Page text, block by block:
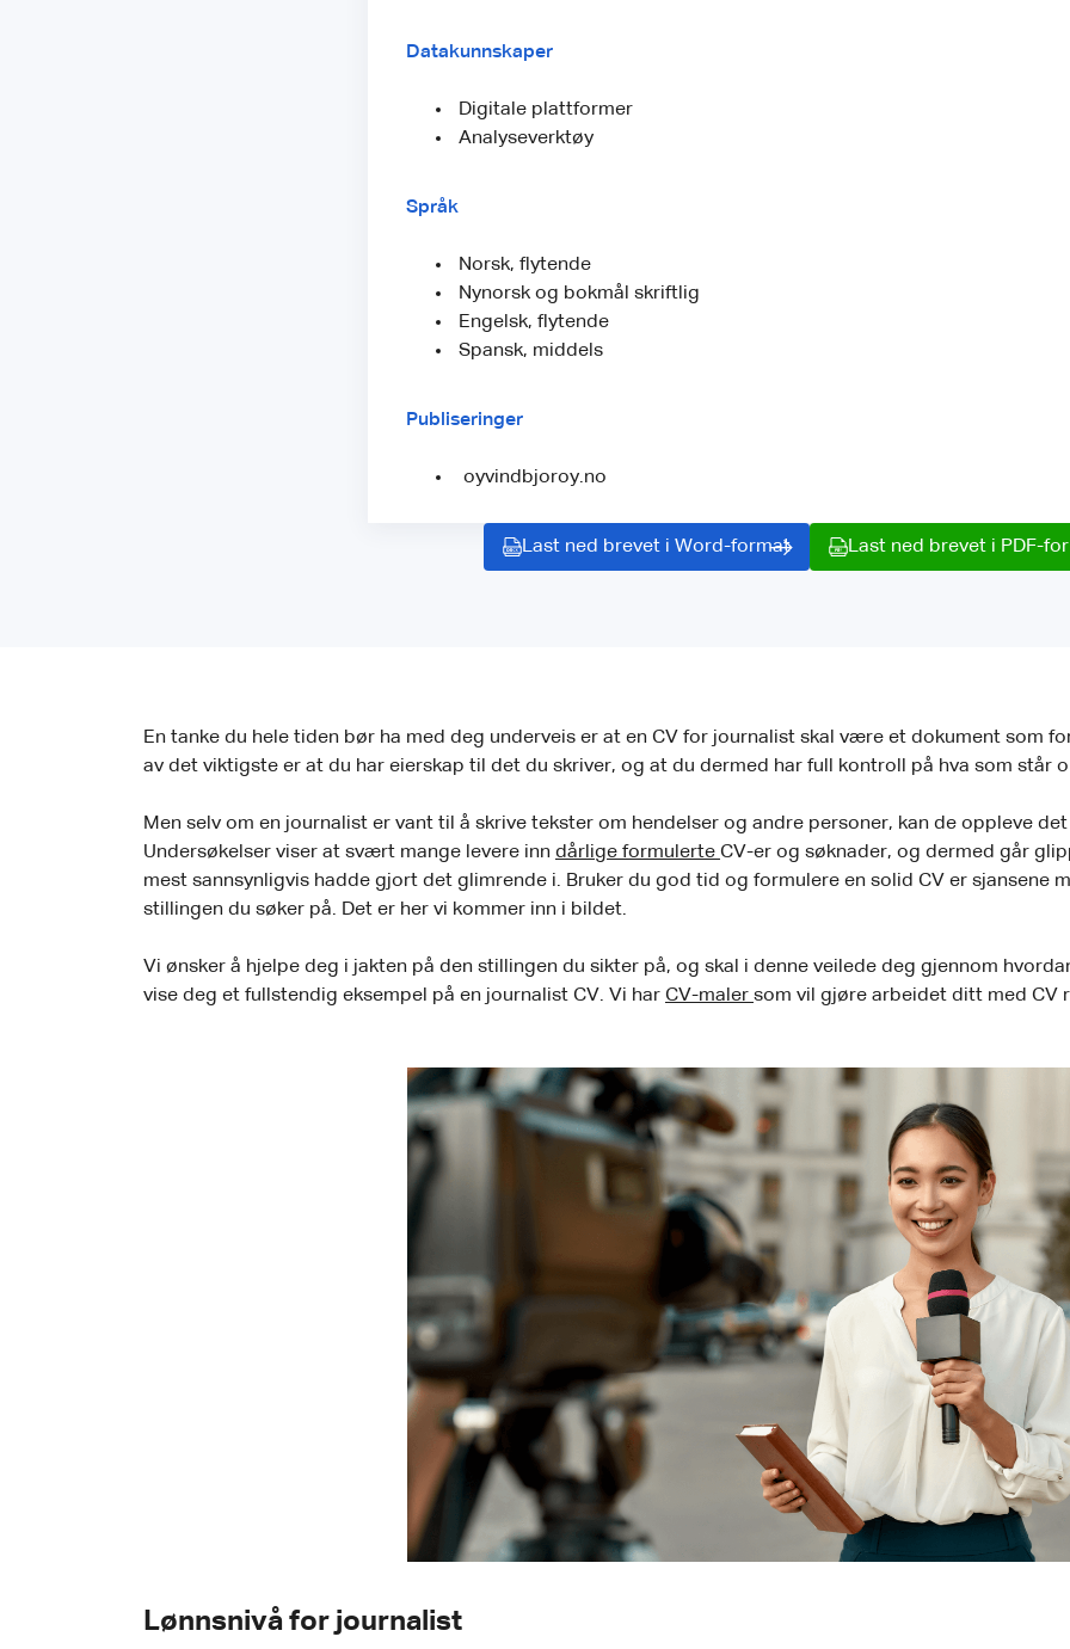
Datakunnskaper
Digitale plattformer
Analyseverktøy
Språk
Norsk, flytende
Nynorsk og bokmål skriftlig
Engelsk, flytende
Spansk, middels
Publiseringer
oyvindbjoroy.no
Last ned brevet i Word-format Last ned brevet i PDF-
En tanke du hele tiden bør ha med deg underveis er at en CV for journalist skal være et dokument som
av det viktigste er at du har eierskap til det du skriver, og at du dermed har full kontroll på hva som står
Men selv om en journalist er vant til å skrive tekster om hendelser og andre personer, kan de oppleve
Undersøkelser viser at svært mange levere inn dårlige formulerte CV-er og søknader, og dermed går
mest sannsynligvis hadde gjort det glimrende i. Bruker du god tid og formulere en solid CV er sjansene
stillingen du søker på. Det er her vi kommer inn i bildet.
Vi ønsker å hjelpe deg i jakten på den stillingen du sikter på, og skal i denne veilede deg gjennom
vise deg et fullstendig eksempel på en journalist CV. Vi har CV-maler som vil gjøre arbeidet ditt med CV
Lønnsnivå for journalist